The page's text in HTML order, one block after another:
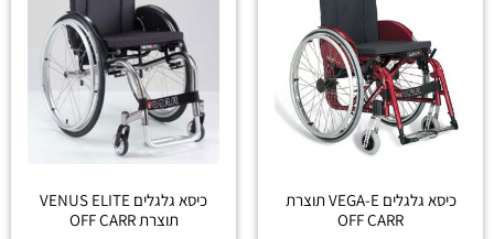
כיסא גלגלים VEGA-E תוצרת
OFF CARR
כיסא גלגלים VENUS ELITE
תוצרת OFF CARR